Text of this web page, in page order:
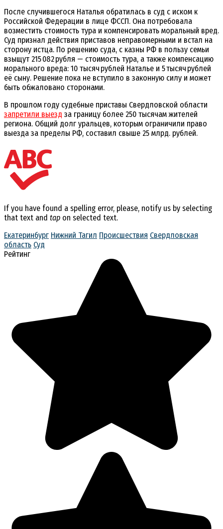
После случившегося Наталья обратилась в суд с иском к
Российской Федерации в лице ФССП. Она потребовала
возместить стоимость тура и компенсировать моральный вред.
Суд признал действия приставов неправомерными и встал на
сторону истца. По решению суда, с казны РФ в пользу семьи
взыщут 215 082 рубля — стоимость тура, а также компенсацию
морального вреда: 10 тысяч рублей Наталье и 5 тысяч рублей
её сыну. Решение пока не вступило в законную силу и может
быть обжаловано сторонами.
В прошлом году судебные приставы Свердловской области
запретили выезд за границу более 250 тысячам жителей
региона. Общий долг уральцев, которым ограничили право
выезда за пределы РФ, составил свыше 25 млрд. рублей.
If you have found a spelling error, please, notify us by selecting
that text and tap on selected text.
Екатеринбург Нижний Тагил Происшествия Свердловская
область Суд
Рейтинг